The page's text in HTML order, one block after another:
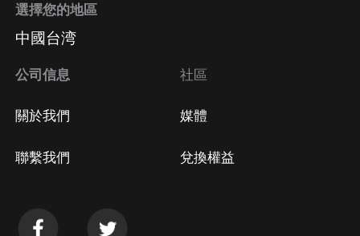
選擇您的地區
中國台湾
公司信息
關於我們
聯繫我們
社區
媒體
兌換權益